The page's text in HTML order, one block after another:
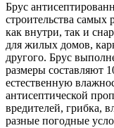
Брус
строительства самых
как внутри, так и
для жилых домов,
другого. Брус
размеры составляют
естественную
антисептической
вредителей, грибка,
разные погодные